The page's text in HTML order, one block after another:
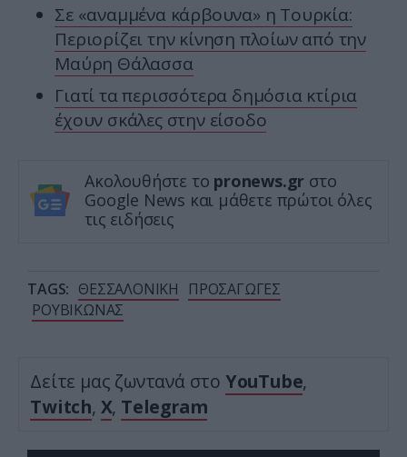
Σε «αναμμένα κάρβουνα» η Τουρκία:
Περιορίζει την κίνηση πλοίων από την
Μαύρη Θάλασσα
Γιατί τα περισσότερα δημόσια κτίρια
έχουν σκάλες στην είσοδο
Ακολουθήστε το pronews.gr στο
Google News και μάθετε πρώτοι όλες
τις ειδήσεις
TAGS: ΘΕΣΣΑΛΟΝΙΚΗ
ΠΡΟΣΑΓΩΓΕΣ
ΡΟΥΒΙΚΩΝΑΣ
Δείτε μας ζωντανά στο YouTube,
Twitch, X, Telegram